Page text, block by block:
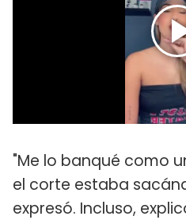
"Me lo banqué como
el corte estaba
expresó. Incluso,